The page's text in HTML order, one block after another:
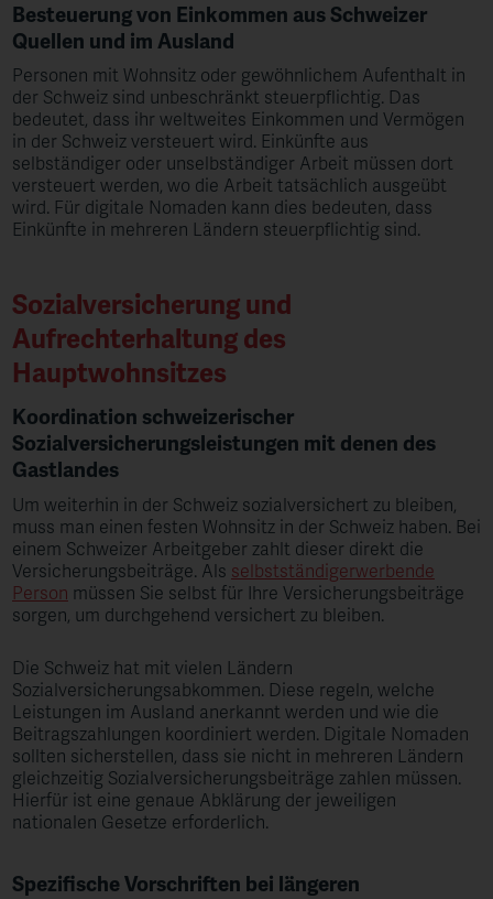
Besteuerung von Einkommen aus Schweizer
Quellen und im Ausland
Personen mit Wohnsitz oder gewöhnlichem Aufenthalt in
der Schweiz sind unbeschränkt steuerpflichtig. Das
bedeutet, dass ihr weltweites Einkommen und Vermögen
in der Schweiz versteuert wird. Einkünfte aus
selbständiger oder unselbständiger Arbeit müssen dort
versteuert werden, wo die Arbeit tatsächlich ausgeübt
wird. Für digitale Nomaden kann dies bedeuten, dass
Einkünfte in mehreren Ländern steuerpflichtig sind.
Sozialversicherung und
Aufrechterhaltung des
Hauptwohnsitzes
Koordination schweizerischer
Sozialversicherungsleistungen mit denen des
Gastlandes
Um weiterhin in der Schweiz sozialversichert zu bleiben,
muss man einen festen Wohnsitz in der Schweiz haben. Bei
einem Schweizer Arbeitgeber zahlt dieser direkt die
Versicherungsbeiträge. Als selbstständigerwerbende
Person müssen Sie selbst für Ihre Versicherungsbeiträge
sorgen, um durchgehend versichert zu bleiben.
Die Schweiz hat mit vielen Ländern
Sozialversicherungsabkommen. Diese regeln, welche
Leistungen im Ausland anerkannt werden und wie die
Beitragszahlungen koordiniert werden. Digitale Nomaden
sollten sicherstellen, dass sie nicht in mehreren Ländern
gleichzeitig Sozialversicherungsbeiträge zahlen müssen.
Hierfür ist eine genaue Abklärung der jeweiligen
nationalen Gesetze erforderlich.
Spezifische Vorschriften bei längeren